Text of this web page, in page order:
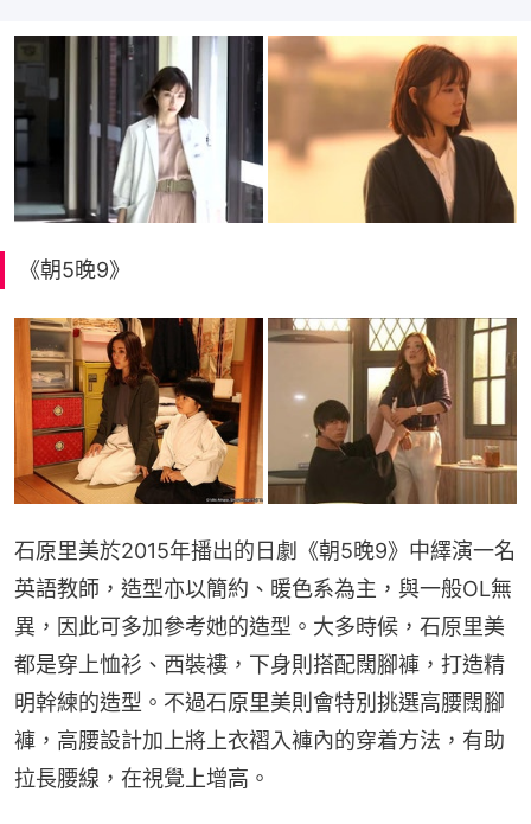
《朝5晚9》
石原里美於2015年播出的日劇《朝5晚9》中繹演一名
英語教師，造型亦以簡約、暖色系為主，與一般OL無
異，因此可多加參考她的造型。大多時候，石原里美
都是穿上恤衫、西裝褸，下身則搭配闊腳褲，打造精
明幹練的造型。不過石原里美則會特別挑選高腰闊腳
褲，高腰設計加上將上衣褶入褲內的穿着方法，有助
拉長腰線，在視覺上增高。